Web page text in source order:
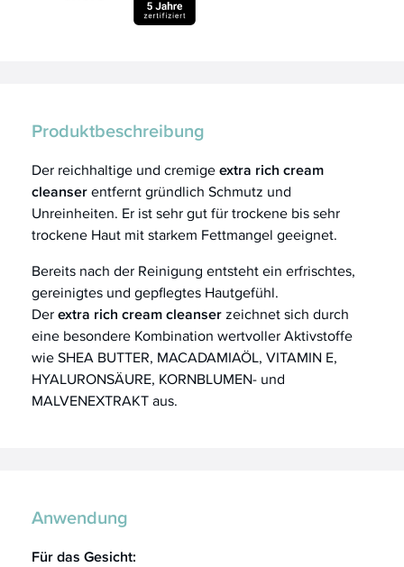
Produktbeschreibung
Der reichhaltige und cremigeextra rich cream
cleanserentfernt gründlich Schmutz und
Unreinheiten. Er ist sehr gut für trockene bis sehr
trockene Haut mit starkem Fettmangel geeignet.
Bereits nach der Reinigung entsteht ein erfrischtes,
gereinigtes und gepflegtes Hautgefühl.
Derextra rich cream cleanserzeichnet sich durch
eine besondere Kombination wertvoller Aktivstoffe
wie SHEA BUTTER, MACADAMIAÖL, VITAMIN E,
HYALURONSÄURE, KORNBLUMEN- und
MALVENEXTRAKT aus.
Anwendung
Für das Gesicht: